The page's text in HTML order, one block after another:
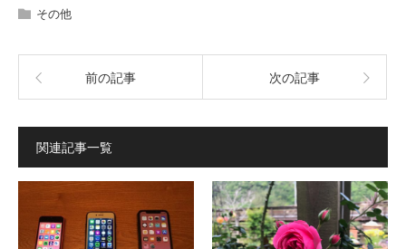
その他
前の記事 次の記事
関連記事一覧